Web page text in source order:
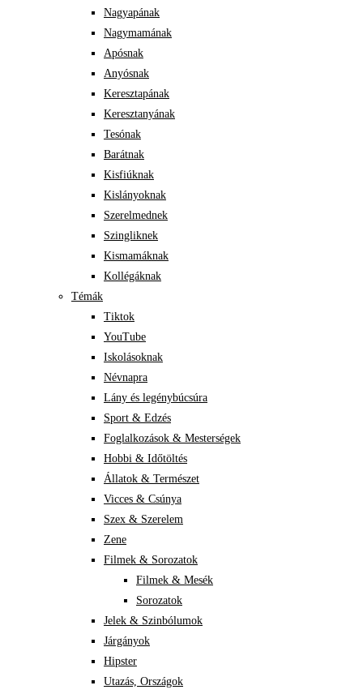
Nagyapának
Nagymamának
Apósnak
Anyósnak
Keresztapának
Keresztanyának
Tesónak
Barátnak
Kisfiúknak
Kislányoknak
Szerelmednek
Szingliknek
Kismamáknak
Kollégáknak
Témák
Tiktok
YouTube
Iskolásoknak
Névnapra
Lány és legénybúcsúra
Sport & Edzés
Foglalkozások & Mesterségek
Hobbi & Időtöltés
Állatok & Természet
Vicces & Csúnya
Szex & Szerelem
Zene
Filmek & Sorozatok
Filmek & Mesék
Sorozatok
Jelek & Szinbólumok
Járgányok
Hipster
Utazás, Országok